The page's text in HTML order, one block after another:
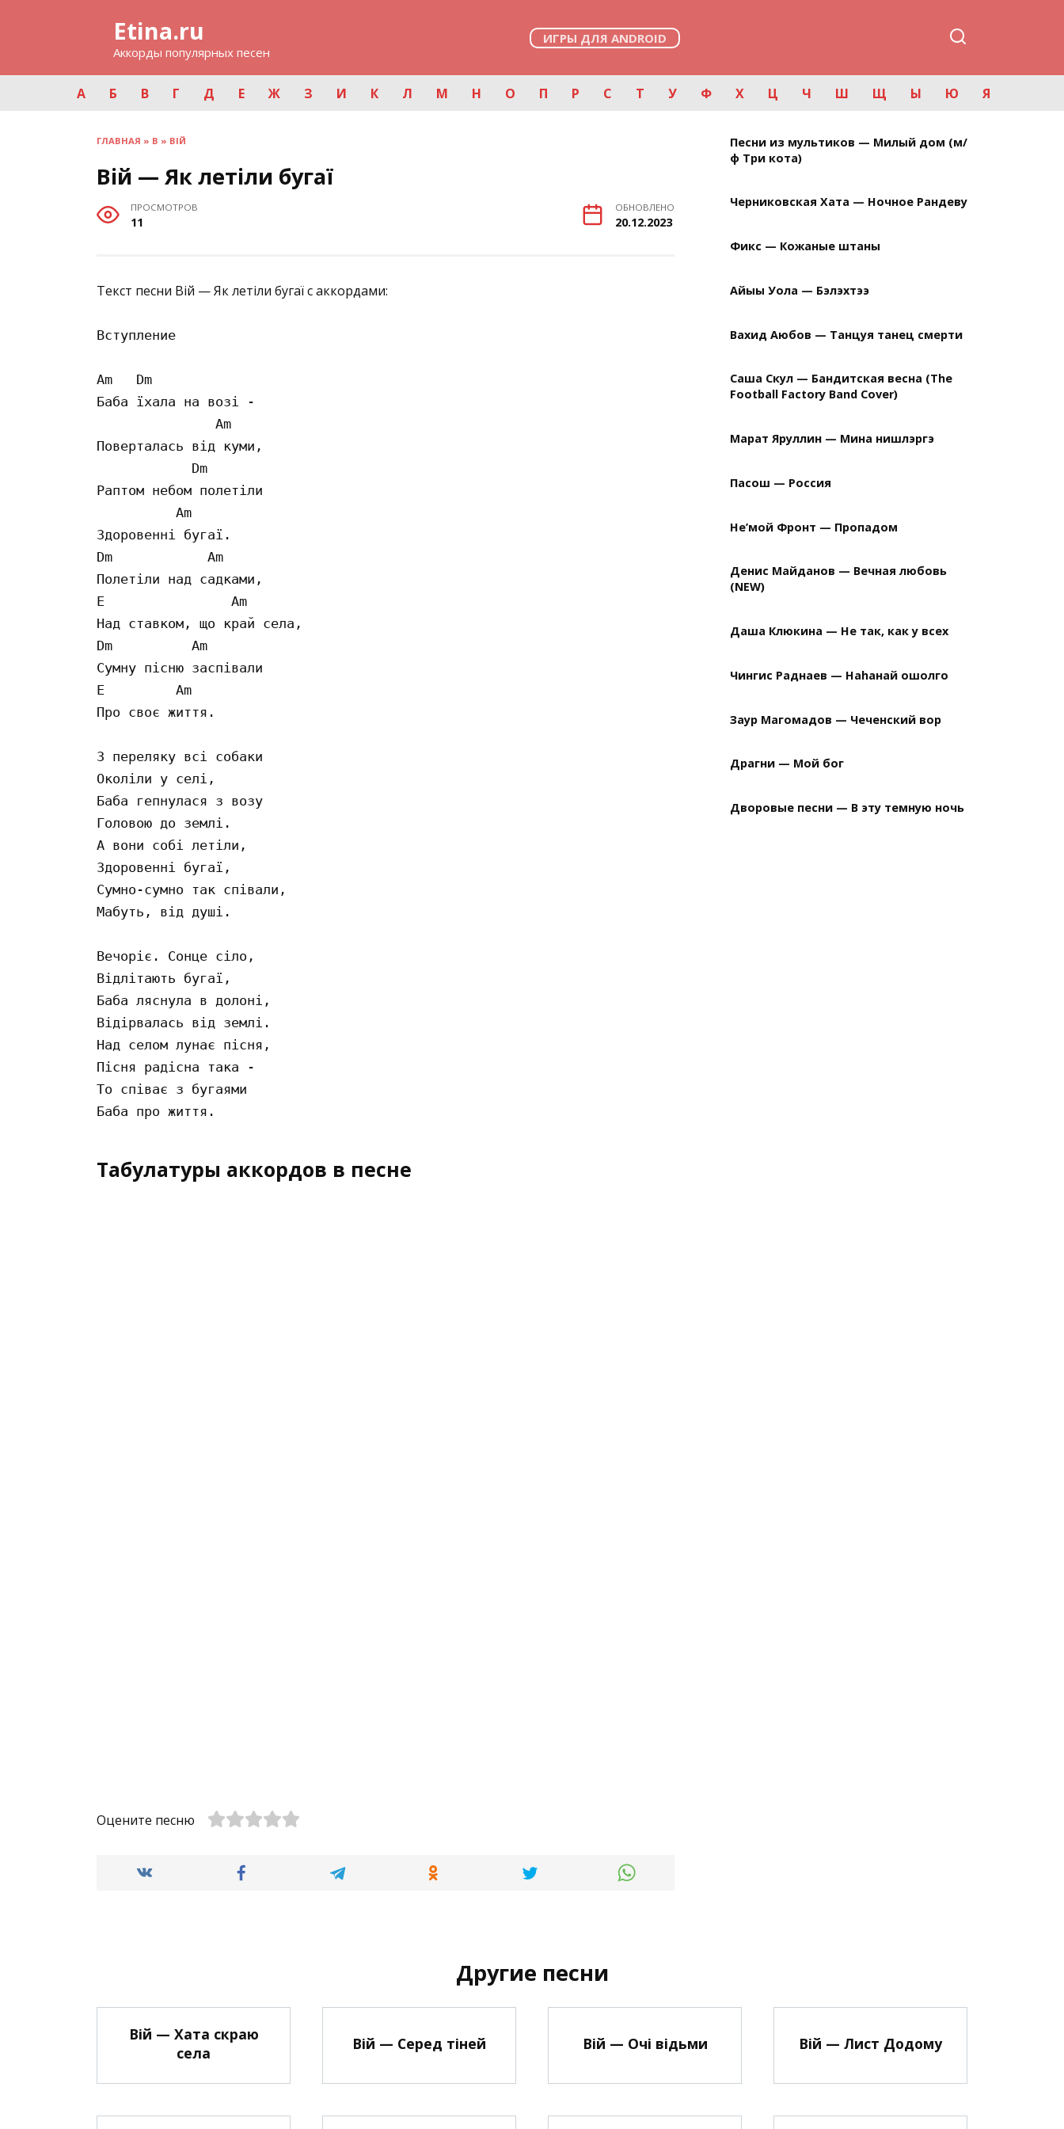
Etina.ru
Аккорды популярных песен
ИГРЫ ДЛЯ ANDROID
А Б В Г Д Е Ж З И К Л М Н О П Р С Т У Ф Х Ц Ч Ш Щ Ы Ю Я
ГЛАВНАЯ » В » ВІЙ
Вій — Як летіли бугаї
ПРОСМОТРОВ
11
ОБНОВЛЕНО
20.12.2023
Текст песни Вій — Як летіли бугаї с аккордами:
Вступление
Am   Dm
Баба їхала на возі -
               Am
Поверталась від куми,
            Dm
Раптом небом полетіли
          Am
Здоровенні бугаї.
Dm            Am
Полетіли над садками,
E                Am
Над ставком, що край села,
Dm          Am
Сумну пісню заспівали
E         Am
Про своє життя.
З переляку всі собаки
Околіли у селі,
Баба гепнулася з возу
Головою до землі.
А вони собі летіли,
Здоровенні бугаї,
Сумно-сумно так співали,
Мабуть, від душі.
Вечоріє. Сонце сіло,
Відлітають бугаї,
Баба ляснула в долоні,
Відірвалась від землі.
Над селом лунає пісня,
Пісня радісна така -
То співає з бугаями
Табулатуры аккордов в песне
Оцените песню
Песни из мультиков — Милый дом (м/
ф Три кота)
Черниковская Хата — Ночное Рандеву
Фикс — Кожаные штаны
Айыы Уола — Бэлэхтээ
Вахид Аюбов — Танцуя танец смерти
Саша Скул — Бандитская весна (The
Football Factory Band Cover)
Марат Яруллин — Мина нишлэргэ
Пасош — Россия
Не’мой Фронт — Пропадом
Денис Майданов — Вечная любовь
(NEW)
Даша Клюкина — Не так, как у всех
Чингис Раднаев — Наhанай ошолго
Заур Магомадов — Чеченский вор
Драгни — Мой бог
Дворовые песни — В эту темную ночь
Другие песни
Вій — Хата скраю
села
Вій — Серед тіней Вій — Очі відьми Вій — Лист Додому